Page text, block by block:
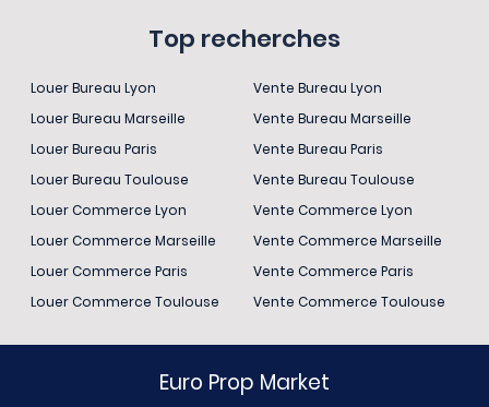
Top recherches
Louer Bureau Lyon
Louer Bureau Marseille
Louer Bureau Paris
Louer Bureau Toulouse
Louer Commerce Lyon
Louer Commerce Marseille
Louer Commerce Paris
Louer Commerce Toulouse
Vente Bureau Lyon
Vente Bureau Marseille
Vente Bureau Paris
Vente Bureau Toulouse
Vente Commerce Lyon
Vente Commerce Marseille
Vente Commerce Paris
Vente Commerce Toulouse
Euro Prop Market